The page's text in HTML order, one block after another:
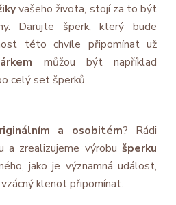
vašeho života, stojí za to být
Darujte šperk, který bude
této chvíle připomínat už
můžou být například
celý set šperků.
a osobitém? Rádi
a zrealizujeme výrobu šperku
jako je významná událost,
klenot připomínat.